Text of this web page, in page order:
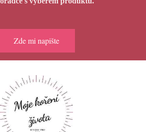
Zde mi napište